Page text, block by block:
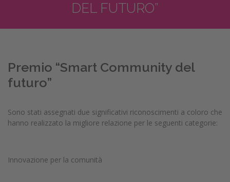
DEL FUTURO”
Premio “Smart Community del
futuro”
Sono stati assegnati due significativi riconoscimenti a coloro che
hanno realizzato la migliore relazione per le seguenti categorie:
Innovazione per la comunità